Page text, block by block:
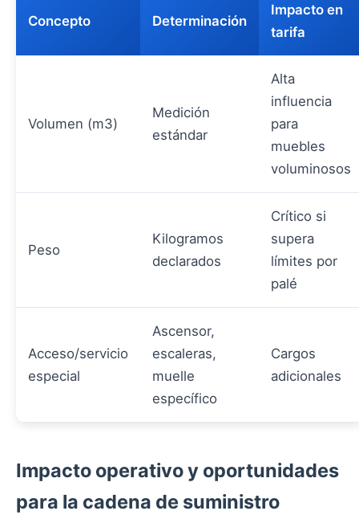
Concepto Determinación
Impacto en
tarifa
Volumen (m3)
Medición
estándar
Alta
influencia
para
muebles
voluminosos
Peso
Kilogramos
declarados
Crítico si
supera
límites por
palé
Acceso/servicio
especial
Ascensor,
escaleras,
muelle
específico
Cargos
adicionales
Impacto operativo y oportunidades
para la cadena de suministro